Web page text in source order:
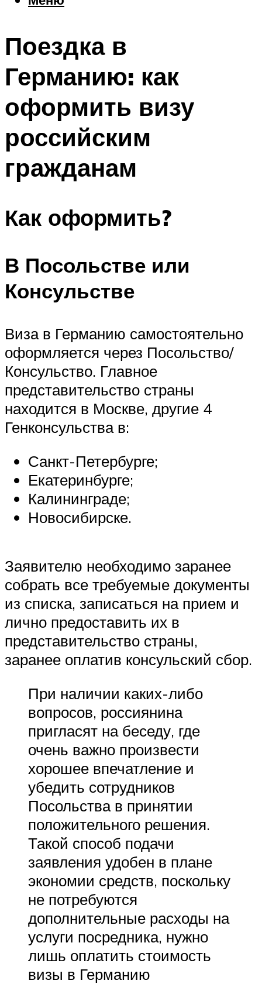
Шоппинг
Что посетить
Меню
Поездка в
Германию: как
оформить визу
российским
гражданам
Как оформить?
В Посольстве или
Консульстве
Виза в Германию самостоятельно
оформляется через Посольство/
Консульство. Главное
представительство страны
находится в Москве, другие 4
Генконсульства в:
Санкт-Петербурге;
Екатеринбурге;
Калининграде;
Новосибирске.
Заявителю необходимо заранее
собрать все требуемые документы
из списка, записаться на прием и
лично предоставить их в
представительство страны,
заранее оплатив консульский сбор.
При наличии каких-либо
вопросов, россиянина
пригласят на беседу, где
очень важно произвести
хорошее впечатление и
убедить сотрудников
Посольства в принятии
положительного решения.
Такой способ подачи
заявления удобен в плане
экономии средств, поскольку
не потребуются
дополнительные расходы на
услуги посредника, нужно
лишь оплатить стоимость
визы в Германию